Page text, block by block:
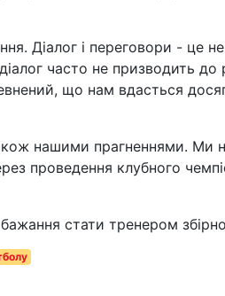
Діалог і переговори - це
часто не призводить до
що нам вдасться
нашими прагненнями. Ми
проведення клубного
стати тренером збірної